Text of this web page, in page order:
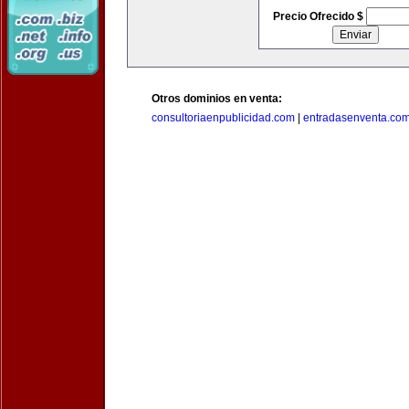
Precio Ofrecido $
Otros dominios en venta:
consultoriaenpublicidad.com